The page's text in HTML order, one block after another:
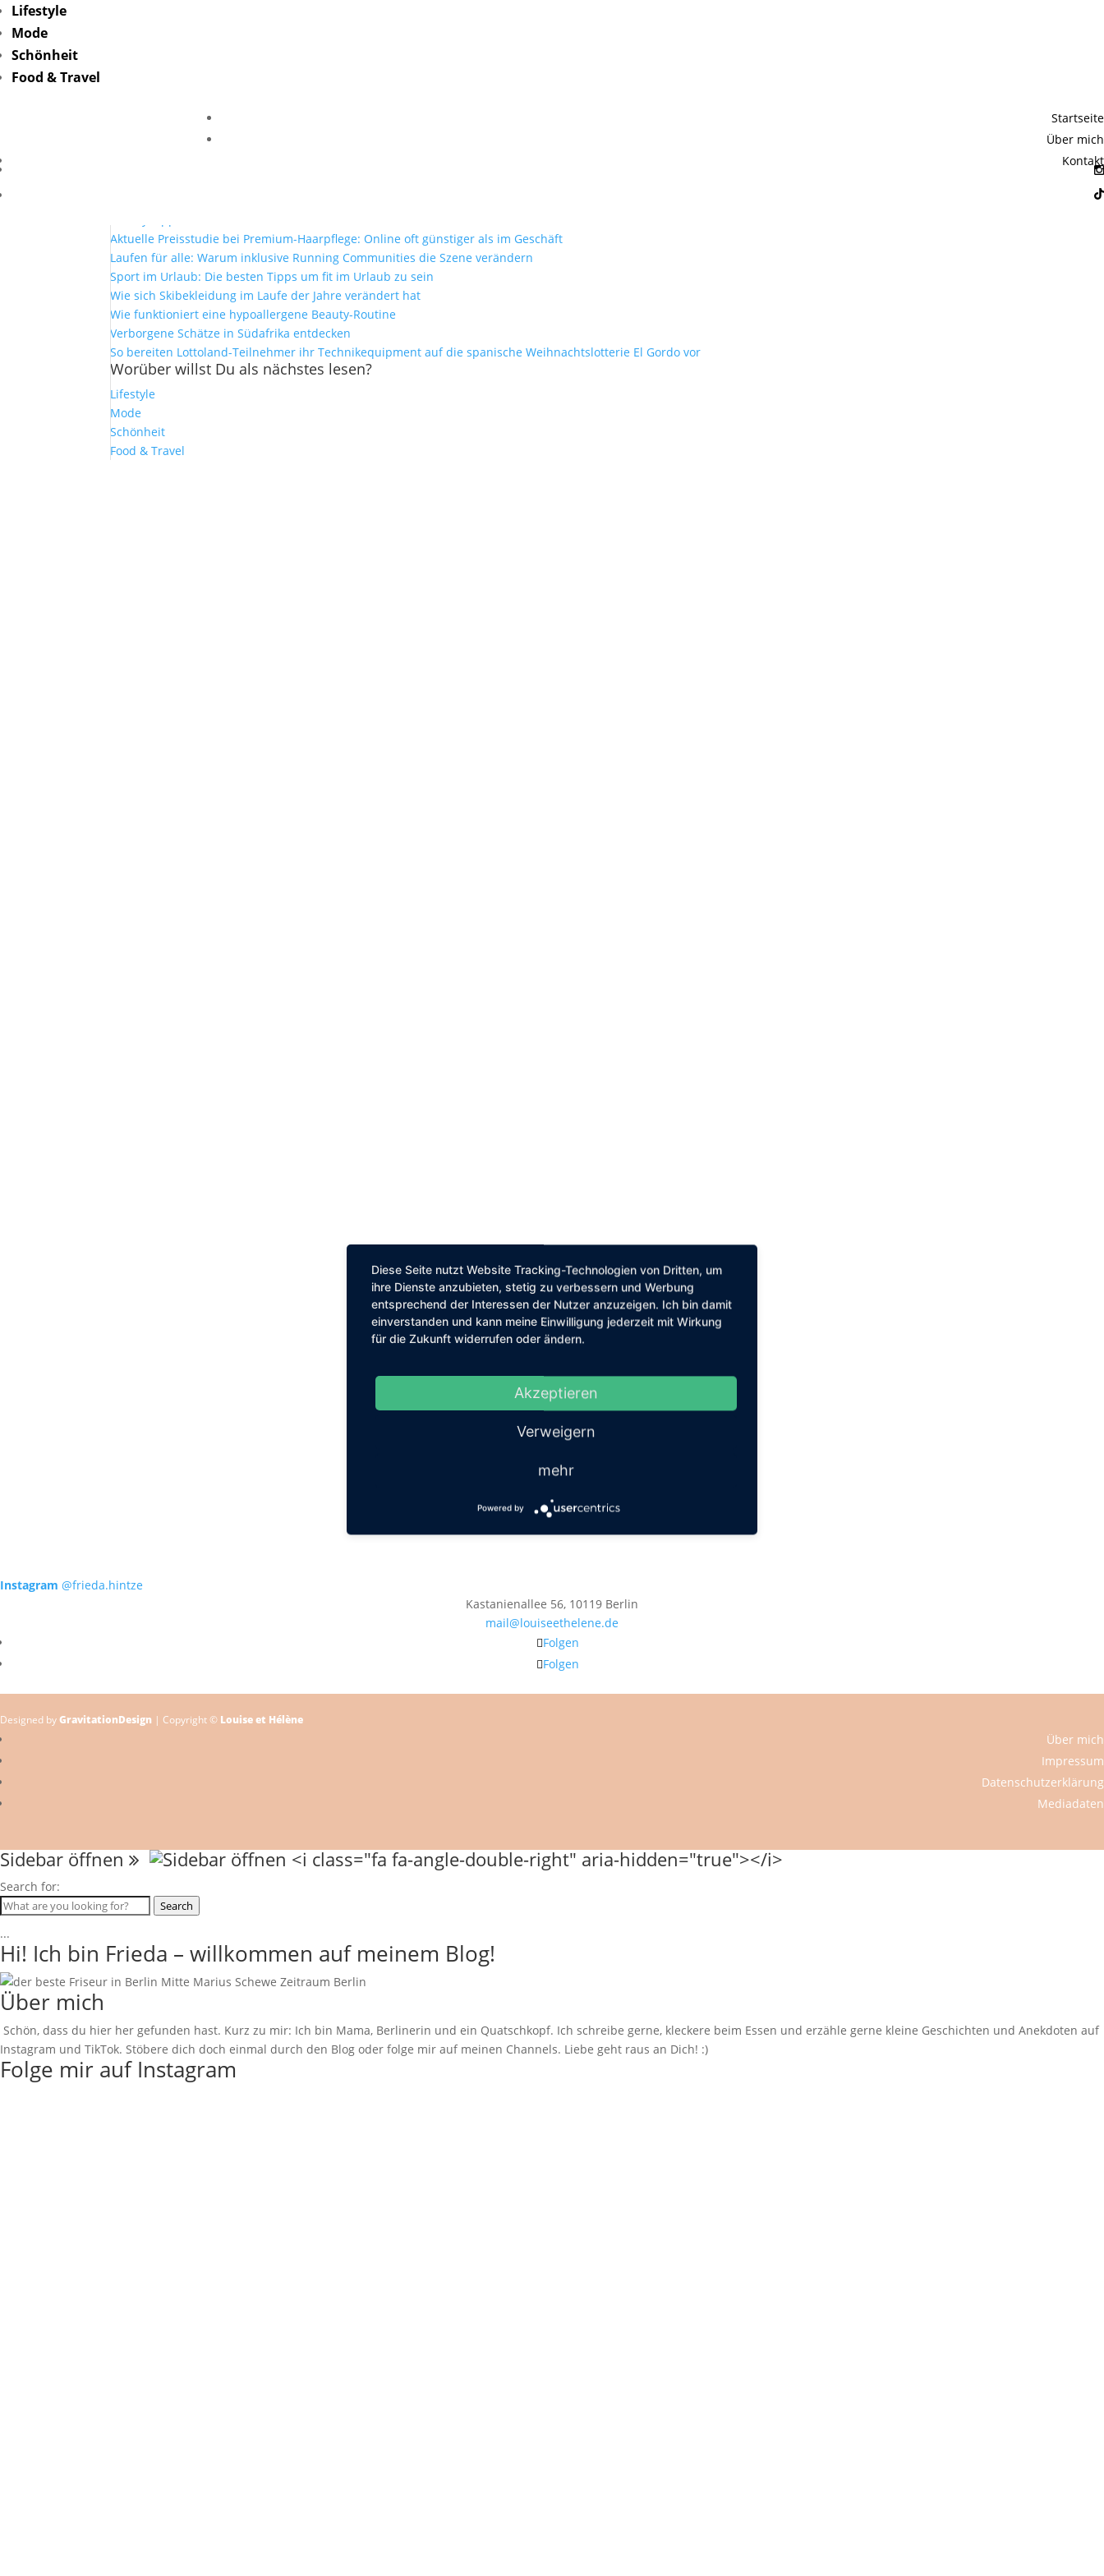
Lifestyle
Mode
Schönheit
Food & Travel
Startseite
Über mich
Kontakt
Aktuelle Preisstudie bei Premium-Haarpflege: Online oft günstiger als im Geschäft
Laufen für alle: Warum inklusive Running Communities die Szene verändern
Sport im Urlaub: Die besten Tipps um fit im Urlaub zu sein
Wie sich Skibekleidung im Laufe der Jahre verändert hat
Wie funktioniert eine hypoallergene Beauty-Routine
Verborgene Schätze in Südafrika entdecken
So bereiten Lottoland-Teilnehmer ihr Technikequipment auf die spanische Weihnachtslotterie El Gordo vor
Worüber willst Du als nächstes lesen?
Lifestyle
Mode
Schönheit
Food & Travel
Instagram @frieda.hintze
Kastanienallee 56, 10119 Berlin
mail@louiseethelene.de
Folgen
Folgen
Designed byGravitationDesign | Copyright © Louise et Hélène
Über mich
Impressum
Datenschutzerklärung
Mediadaten
Sidebar öffnen
Search for:
Search
...
Hi! Ich bin Frieda – willkommen auf meinem Blog!
Über mich
Schön, dass du hier her gefunden hast. Kurz zu mir: Ich bin Mama, Berlinerin und ein Quatschkopf. Ich schreibe gerne, kleckere beim Essen und erzähle gerne kleine Geschichten und Anekdoten auf
Instagram und TikTok. Stöbere dich doch einmal durch den Blog oder folge mir auf meinen Channels. Liebe geht raus an Dich! :)
Folge mir auf Instagram
Diese Seite nutzt Website Tracking-Technologien von Dritten, um
ihre Dienste anzubieten, stetig zu verbessern und Werbung
entsprechend der Interessen der Nutzer anzuzeigen. Ich bin damit
einverstanden und kann meine Einwilligung jederzeit mit Wirkung
für die Zukunft widerrufen oder ändern.
Akzeptieren
Verweigern
mehr
Powered by